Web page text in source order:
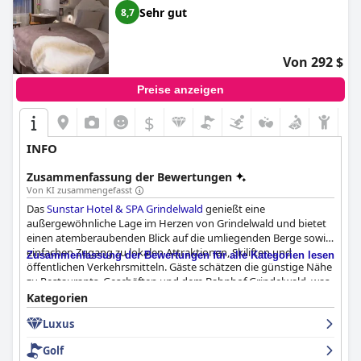
8,7 Sehr gut
Von 292 $
Preise anzeigen
$
INFO
Zusammenfassung der Bewertungen
Von KI zusammengefasst
DasSunstar Hotel & SPA Grindelwald genießt eine
außergewöhnliche Lage im Herzen von Grindelwald und bietet
einen atemberaubenden Blick auf die umliegenden Berge sowie
einfachen Zugang zu lokalen Attraktionen, Skiliften und
öffentlichen Verkehrsmitteln. Gäste schätzen die günstige Nähe
zu Restaurants, Geschäften und dem Bahnhof Grindelwald, was
es zu einem idealen Ausgangspunkt für die Erkundung der
Gegend macht.
Das Frühstück im Hotel wird für seine Vielfalt und Qualität sehr
gelobt und bietet ein umfassendes Buffet mit Optionen wie
Zusammenfassung der Bewertungen für alle Kategorien lesen
Kategorien
Luxus
Golf